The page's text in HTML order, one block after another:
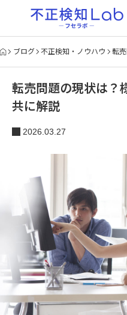
ブログ 不正検知・ノウハウ 転
転売問題の現状は？
共に解説
2026.03.27